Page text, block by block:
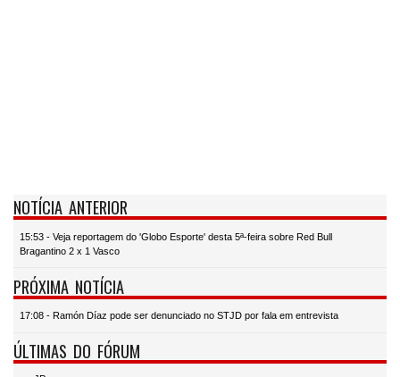
NOTÍCIA ANTERIOR
15:53 - Veja reportagem do 'Globo Esporte' desta 5ª-feira sobre Red Bull
Bragantino 2 x 1 Vasco
PRÓXIMA NOTÍCIA
17:08 - Ramón Díaz pode ser denunciado no STJD por fala em entrevista
ÚLTIMAS DO FÓRUM